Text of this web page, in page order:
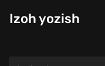
Izoh yozish